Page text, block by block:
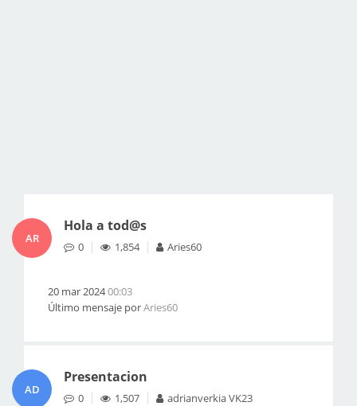
AR
Hola a tod@s
0 1,854 Aries60
20 mar 202400:03
Último mensaje porAries60
AD
Presentacion
0 1,507 adrianverkia VK23